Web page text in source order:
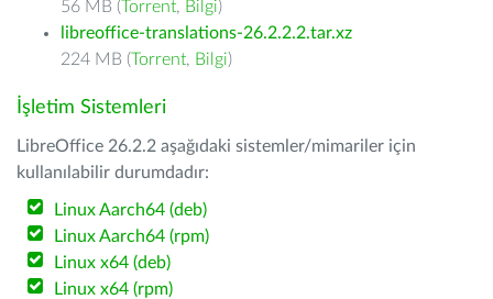
56 MB (Torrent, Bilgi)
libreoffice-translations-26.2.2.2.tar.xz
224 MB (Torrent, Bilgi)
İşletim Sistemleri
LibreOffice 26.2.2 aşağıdaki sistemler/mimariler için
kullanılabilir durumdadır:
Linux Aarch64 (deb)
Linux Aarch64 (rpm)
Linux x64 (deb)
Linux x64 (rpm)